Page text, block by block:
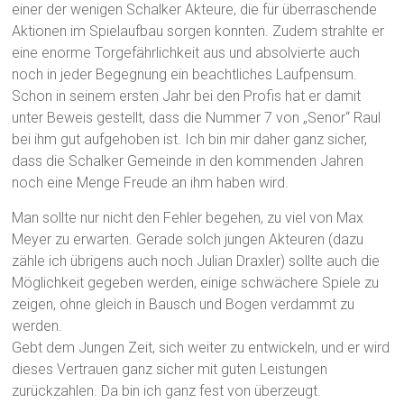
einer der wenigen Schalker Akteure, die für überraschende
Aktionen im Spielaufbau sorgen konnten. Zudem strahlte er
eine enorme Torgefährlichkeit aus und absolvierte auch
noch in jeder Begegnung ein beachtliches Laufpensum.
Schon in seinem ersten Jahr bei den Profis hat er damit
unter Beweis gestellt, dass die Nummer 7 von „Senor“ Raul
bei ihm gut aufgehoben ist. Ich bin mir daher ganz sicher,
dass die Schalker Gemeinde in den kommenden Jahren
noch eine Menge Freude an ihm haben wird.
Man sollte nur nicht den Fehler begehen, zu viel von Max
Meyer zu erwarten. Gerade solch jungen Akteuren (dazu
zähle ich übrigens auch noch Julian Draxler) sollte auch die
Möglichkeit gegeben werden, einige schwächere Spiele zu
zeigen, ohne gleich in Bausch und Bogen verdammt zu
werden.
Gebt dem Jungen Zeit, sich weiter zu entwickeln, und er wird
dieses Vertrauen ganz sicher mit guten Leistungen
zurückzahlen. Da bin ich ganz fest von überzeugt.